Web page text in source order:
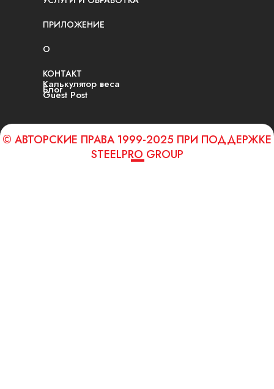
ПРИЛОЖЕНИЕ
О
КОНТАКТ
Калькулятор веса
Блог
Guest Post
© АВТОРСКИЕ ПРАВА 1999-2025 ПРИ ПОДДЕРЖКЕ
STEELPRO GROUP